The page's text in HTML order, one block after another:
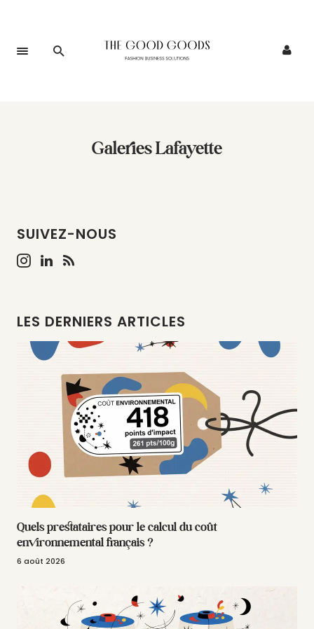
Galeries Lafayette
SUIVEZ-NOUS
LES DERNIERS ARTICLES
Quels prestataires pour le calcul du coût
environnemental français ?
6 août 2026